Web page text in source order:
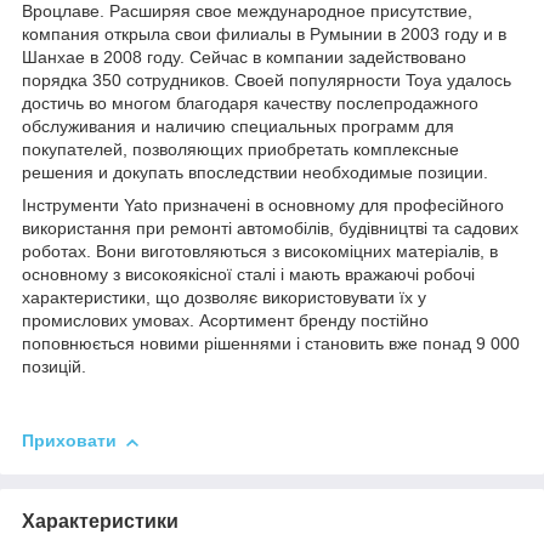
Вроцлаве. Расширяя свое международное присутствие,
компания открыла свои филиалы в Румынии в 2003 году и в
Шанхае в 2008 году. Сейчас в компании задействовано
порядка 350 сотрудников. Своей популярности Toya удалось
достичь во многом благодаря качеству послепродажного
обслуживания и наличию специальных программ для
покупателей, позволяющих приобретать комплексные
решения и докупать впоследствии необходимые позиции.
Інструменти Yato призначені в основному для професійного
використання при ремонті автомобілів, будівництві та садових
роботах. Вони виготовляються з високоміцних матеріалів, в
основному з високоякісної сталі і мають вражаючі робочі
характеристики, що дозволяє використовувати їх у
промислових умовах. Асортимент бренду постійно
поповнюється новими рішеннями і становить вже понад 9 000
позицій.
Приховати
Характеристики